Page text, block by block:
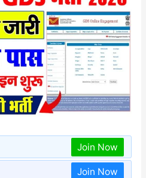
Join Now
Join Now